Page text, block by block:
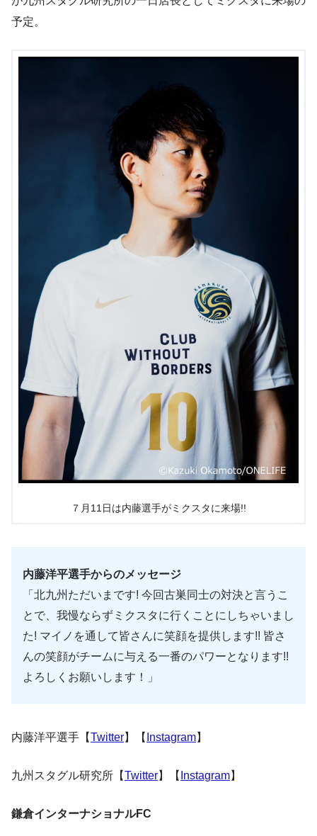
予定。
７月11日は内藤選手がミクスタに来場!!
内藤洋平選手からのメッセージ
「北九州ただいまです! 今回古巣同士の対決と言うこ
とで、我慢ならずミクスタに行くことにしちゃいまし
た! マイノを通して皆さんに笑顔を提供します!! 皆さ
んの笑顔がチームに与える一番のパワーとなります!!
よろしくお願いします！」
内藤洋平選手【Twitter】【 Instagram】
九州スタグル研究所【Twitter】【 Instagram】
鎌倉インターナショナルFC